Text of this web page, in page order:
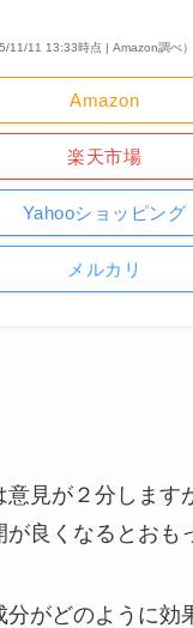
11/11 13:33時点 | Amazon調べ）
Amazon
楽天市場
Yahooショッピング
メルカリ
意見が２分します
良くなるとおも
分がどのように効